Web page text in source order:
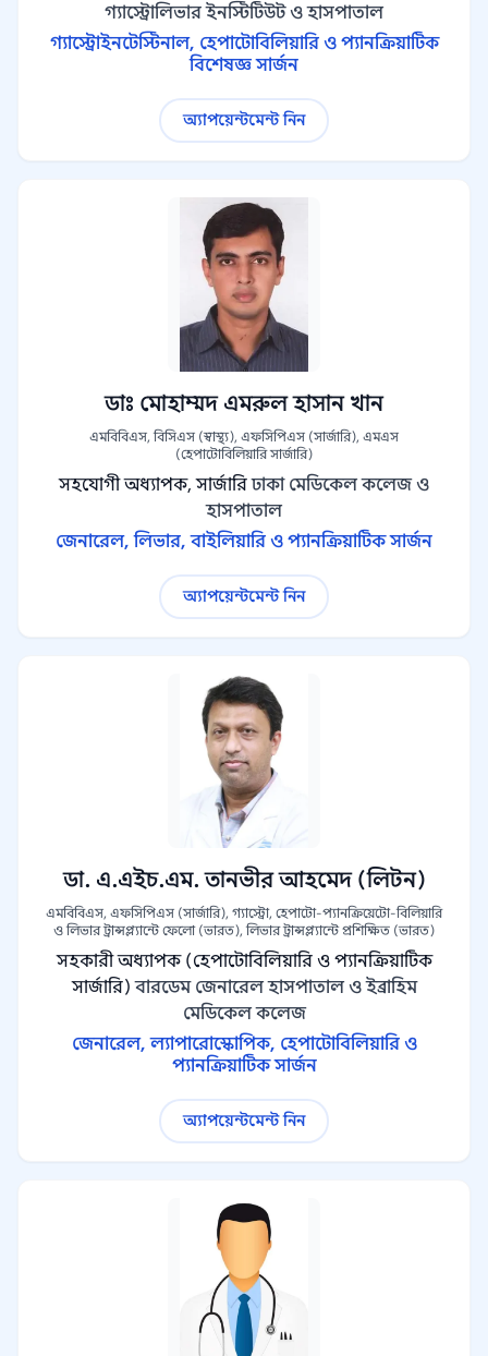
গ্যাস্ট্রোলিভার ইনস্টিটিউট ও হাসপাতাল
গ্যাস্ট্রোইনটেস্টিনাল, হেপাটোবিলিয়ারি ও প্যানক্রিয়াটিক
বিশেষজ্ঞ সার্জন
অ্যাপয়েন্টমেন্ট নিন
ডাঃ মোহাম্মদ এমরুল হাসান খান
এমবিবিএস, বিসিএস (স্বাস্থ্য), এফসিপিএস (সার্জারি), এমএস
(হেপাটোবিলিয়ারি সার্জারি)
সহযোগী অধ্যাপক, সার্জারি ঢাকা মেডিকেল কলেজ ও
হাসপাতাল
জেনারেল, লিভার, বাইলিয়ারি ও প্যানক্রিয়াটিক সার্জন
অ্যাপয়েন্টমেন্ট নিন
ডা. এ.এইচ.এম. তানভীর আহমেদ (লিটন)
এমবিবিএস, এফসিপিএস (সার্জারি), গ্যাস্ট্রো, হেপাটো-প্যানক্রিয়েটো-বিলিয়ারি
ও লিভার ট্রান্সপ্ল্যান্টে ফেলো (ভারত), লিভার ট্রান্সপ্ল্যান্টে প্রশিক্ষিত (ভারত)
সহকারী অধ্যাপক (হেপাটোবিলিয়ারি ও প্যানক্রিয়াটিক
সার্জারি) বারডেম জেনারেল হাসপাতাল ও ইব্রাহিম
মেডিকেল কলেজ
জেনারেল, ল্যাপারোস্কোপিক, হেপাটোবিলিয়ারি ও
প্যানক্রিয়াটিক সার্জন
অ্যাপয়েন্টমেন্ট নিন